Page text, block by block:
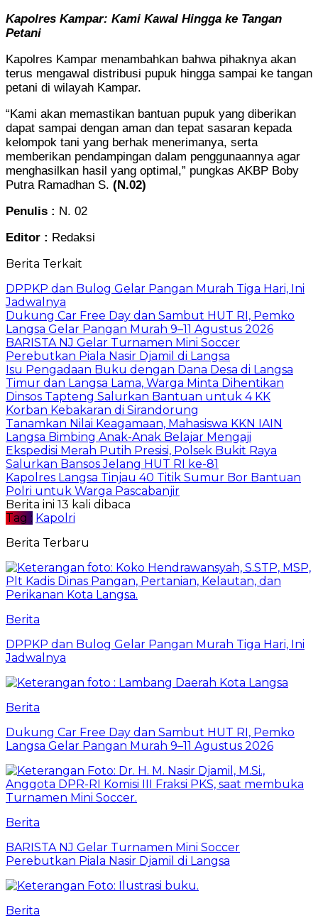
Kapolres Kampar: Kami Kawal Hingga ke Tangan
Petani
Kapolres Kampar menambahkan bahwa pihaknya akan
terus mengawal distribusi pupuk hingga sampai ke tangan
petani di wilayah Kampar.
“Kami akan memastikan bantuan pupuk yang diberikan
dapat sampai dengan aman dan tepat sasaran kepada
kelompok tani yang berhak menerimanya, serta
memberikan pendampingan dalam penggunaannya agar
menghasilkan hasil yang optimal,” pungkas AKBP Boby
Putra Ramadhan S. (N.02)
Penulis : N. 02
Editor : Redaksi
Berita Terkait
DPPKP dan Bulog Gelar Pangan Murah Tiga Hari, Ini
Jadwalnya
Dukung Car Free Day dan Sambut HUT RI, Pemko
Langsa Gelar Pangan Murah 9–11 Agustus 2026
BARISTA NJ Gelar Turnamen Mini Soccer
Perebutkan Piala Nasir Djamil di Langsa
Isu Pengadaan Buku dengan Dana Desa di Langsa
Timur dan Langsa Lama, Warga Minta Dihentikan
Dinsos Tapteng Salurkan Bantuan untuk 4 KK
Korban Kebakaran di Sirandorung
Tanamkan Nilai Keagamaan, Mahasiswa KKN IAIN
Langsa Bimbing Anak-Anak Belajar Mengaji
Ekspedisi Merah Putih Presisi, Polsek Bukit Raya
Salurkan Bansos Jelang HUT RI ke-81
Kapolres Langsa Tinjau 40 Titik Sumur Bor Bantuan
Polri untuk Warga Pascabanjir
Berita ini 13 kali dibaca
Tag : Kapolri
Berita Terbaru
Berita
DPPKP dan Bulog Gelar Pangan Murah Tiga Hari, Ini
Jadwalnya
Berita
Dukung Car Free Day dan Sambut HUT RI, Pemko
Langsa Gelar Pangan Murah 9–11 Agustus 2026
Berita
BARISTA NJ Gelar Turnamen Mini Soccer
Perebutkan Piala Nasir Djamil di Langsa
Berita